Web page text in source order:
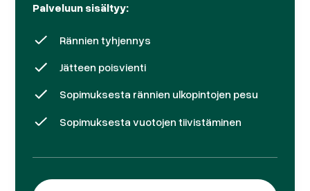
Palveluun sisältyy:
Rännien tyhjennys
Jätteen poisvienti
Sopimuksesta rännien ulkopintojen pesu
Sopimuksesta vuotojen tiivistäminen